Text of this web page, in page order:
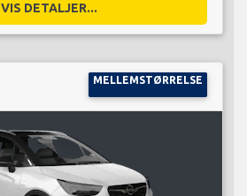
VIS DETALJER...
MELLEMSTØRRELSE